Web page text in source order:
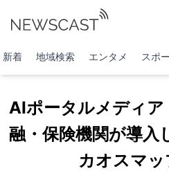
新着 地域検索 エンタメ スポ
AIポータルメディ
融・保険機関が導入
カオスマッ